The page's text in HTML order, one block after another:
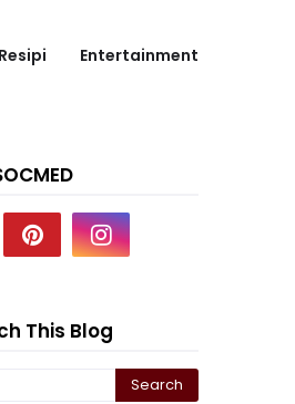
Resipi Entertainment
This Blog